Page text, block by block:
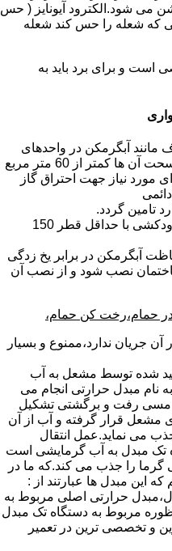
می شود.الکترود آیونایز ( حس
که شعله را حس کند شعله
است و برای برد باید به
آبگرمکن در واحدهای
مسکونی و غیر مسکونی که مسحت آن ها کمتر از 60 متر مربع
مورد نیاز جهت احتراق گاز
تامین گردد.
در بالای محل نصب آبگرمکن دودکشی با حداقل قطر 150
آبگرمکن در برابر یخ زدگی
نصب شود و از نصب آن
حمام،رخت کن حمام،
جریان ندارد،ممنوع و بسیار
شده توسط مشعل به آب
مبدل حرارتی انجام می
مسی رفت و برگشتی تشکیل
مشعل قرار گرفته و آب از آن
می نماید.عمل انتقال
تک مبدل به آب گرمایشی است
را جذب می کند.که ما در
این مبدل ها عبارتند از :
حرارتی اصلی مربوط به
مربوط به دستگاه تک مبدل
و تخصصی ترین در تعمیر